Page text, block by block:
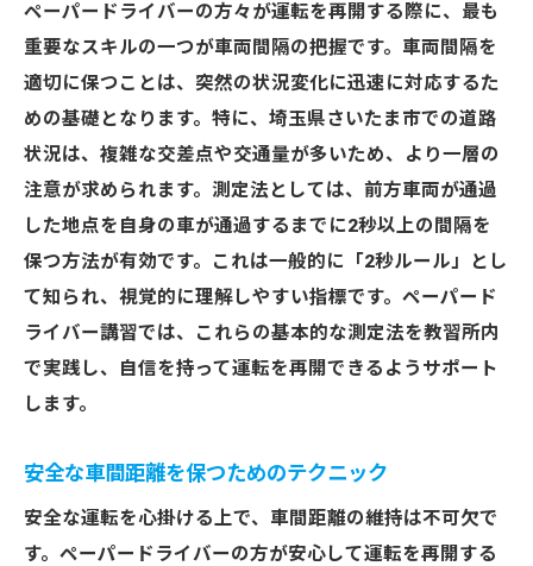
ペーパードライバーの方々が運転を再開する際に、最も
重要なスキルの一つが車両間隔の把握です。車両間隔を
適切に保つことは、突然の状況変化に迅速に対応するた
めの基礎となります。特に、埼玉県さいたま市での道路
状況は、複雑な交差点や交通量が多いため、より一層の
注意が求められます。測定法としては、前方車両が通過
した地点を自身の車が通過するまでに2秒以上の間隔を
保つ方法が有効です。これは一般的に「2秒ルール」とし
て知られ、視覚的に理解しやすい指標です。ペーパード
ライバー講習では、これらの基本的な測定法を教習所内
で実践し、自信を持って運転を再開できるようサポート
します。
安全な車間距離を保つためのテクニック
安全な運転を心掛ける上で、車間距離の維持は不可欠で
す。ペーパードライバーの方が安心して運転を再開する